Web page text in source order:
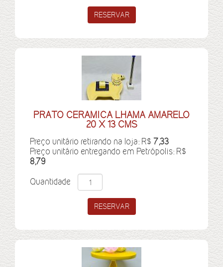
PRATO CERAMICA LHAMA AMARELO
20 X 13 CMS
Preço unitário retirando na loja: R$ 7,33
Preço unitário entregando em Petrópolis: R$
8,79
Quantidade